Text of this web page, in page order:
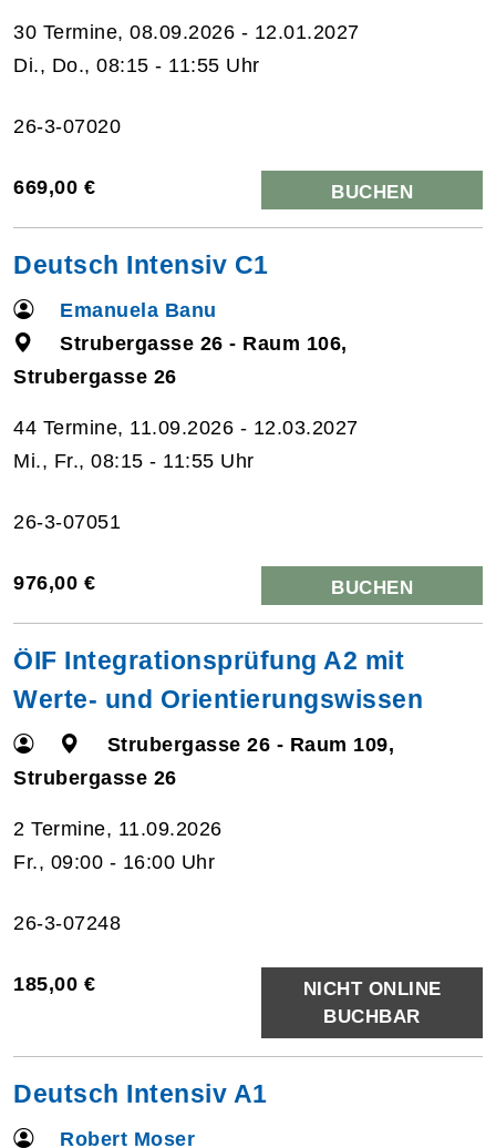
30 Termine, 08.09.2026 - 12.01.2027
Di., Do., 08:15 - 11:55 Uhr
26-3-07020
669,00 € BUCHEN
Deutsch Intensiv C1
Emanuela Banu
Strubergasse 26 - Raum 106,
Strubergasse 26
44 Termine, 11.09.2026 - 12.03.2027
Mi., Fr., 08:15 - 11:55 Uhr
26-3-07051
976,00 € BUCHEN
ÖIF Integrationsprüfung A2 mit
Werte- und Orientierungswissen
Strubergasse 26 - Raum 109,
Strubergasse 26
2 Termine, 11.09.2026
Fr., 09:00 - 16:00 Uhr
26-3-07248
185,00 €
NICHT ONLINE
BUCHBAR
Deutsch Intensiv A1
Robert Moser